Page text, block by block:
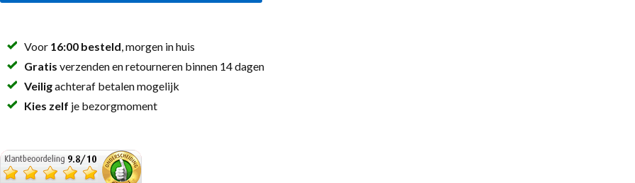
Voor 16:00 besteld , morgen in huis
Gratis verzenden en retourneren binnen 14 dagen
Veiligachteraf betalen mogelijk
Kies zelf je bezorgmoment